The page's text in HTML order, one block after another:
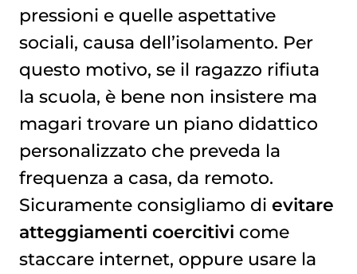
pressioni e quelle aspettative
sociali, causa dell’isolamento. Per
questo motivo, se il ragazzo rifiuta
la scuola, è bene non insistere ma
magari trovare un piano didattico
personalizzato che preveda la
frequenza a casa, da remoto.
Sicuramente consigliamo di evitare
atteggiamenti coercitivi come
staccare internet, oppure usare la